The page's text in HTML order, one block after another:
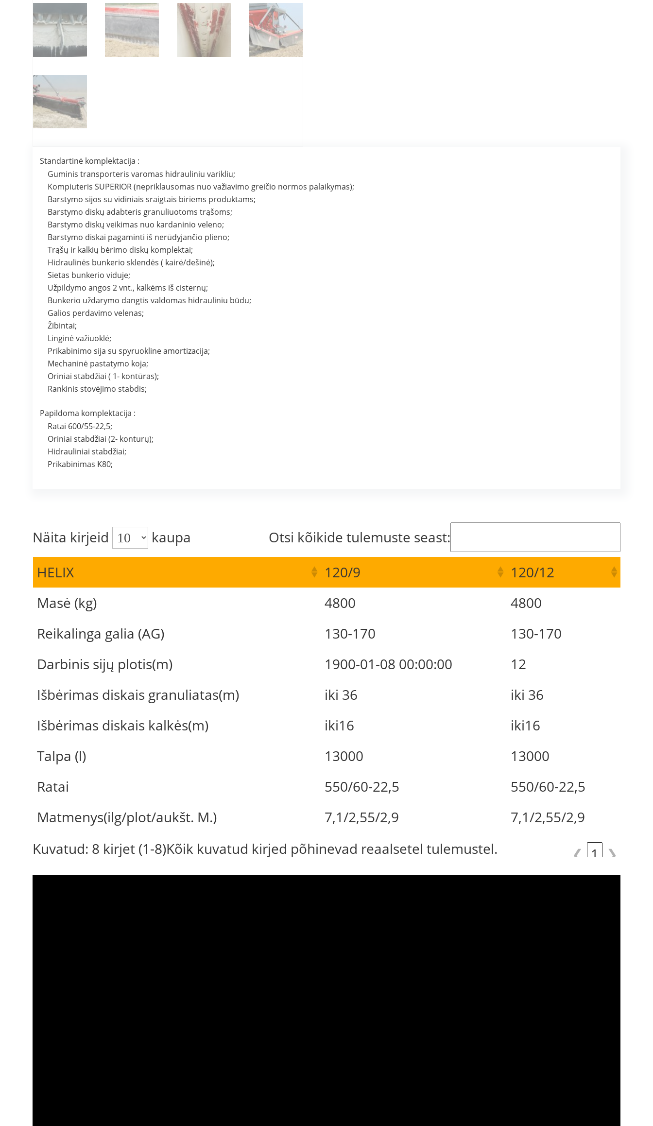
Standartinė komplektacija :
Guminis transporteris varomas hidrauliniu varikliu;
Kompiuteris SUPERIOR (nepriklausomas nuo važiavimo greičio normos palaikymas);
Barstymo sijos su vidiniais sraigtais biriems produktams;
Barstymo diskų adabteris granuliuotoms trąšoms;
Barstymo diskų veikimas nuo kardaninio veleno;
Barstymo diskai pagaminti iš nerūdyjančio plieno;
Trąšų ir kalkių bėrimo diskų komplektai;
Hidraulinės bunkerio sklendės ( kairė/dešinė);
Sietas bunkerio viduje;
Užpildymo angos 2 vnt., kalkėms iš cisternų;
Bunkerio uždarymo dangtis valdomas hidrauliniu būdu;
Galios perdavimo velenas;
Žibintai;
Linginė važiuoklė;
Prikabinimo sija su spyruokline amortizacija;
Mechaninė pastatymo koja;
Oriniai stabdžiai ( 1- kontūras);
Rankinis stovėjimo stabdis;
Papildoma komplektacija :
Ratai 600/55-22,5;
Oriniai stabdžiai (2- konturų);
Hidrauliniai stabdžiai;
Prikabinimas K80;
Näita kirjeid kaupa
Otsi kõikide tulemuste seast:
HELIX
120/9
120/12
Masė (kg)
4800
4800
Reikalinga galia (AG)
130-170
130-170
Darbinis sijų plotis(m)
1900-01-08 00:00:00
12
Išbėrimas diskais granuliatas(m)
iki 36
iki 36
Išbėrimas diskais kalkės(m)
iki16
iki16
Talpa (l)
13000
13000
Ratai
550/60-22,5
550/60-22,5
Matmenys(ilg/plot/aukšt. M.)
7,1/2,55/2,9
7,1/2,55/2,9
Kuvatud: 8 kirjet (1-8)Kõik kuvatud kirjed põhinevad reaalsetel tulemustel.
❮ 1 ❯